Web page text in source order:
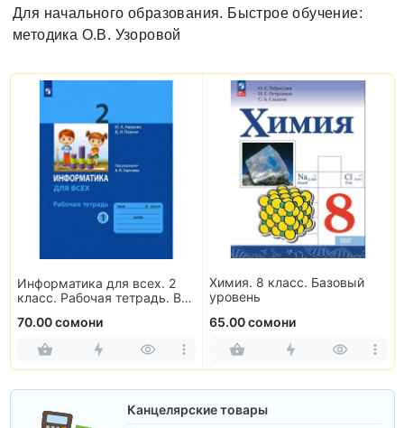
Для начального образования. Быстрое обучение:
методика О.В. Узоровой
Информатика для всех. 2
класс. Рабочая тетрадь. В
70.00 сомони
Химия. 8 класс. Базовый
уровень
65.00 сомони
Канцелярские товары